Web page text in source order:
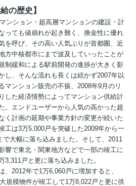
の歴史】
ンション・超高層マンションの建設・計
っても値崩れが起き難く、換金性に優れ
を呼び、その高い人気ぶりが首都圏、近
方中核都市にまで波及していったことが
制緩和による駅前開発の進捗が大きく影
し、そんな流れも長くは続かず2007年以
マンション販売の不振、2008年9月のリ
した経済情勢によってマンション供給計
。エンドユーザーから人気の高かった超
く計画の延期や事業方針の変更が続いた
工は3万5,000戸を突破した2009年から一
大幅に落ち込みました。そして、2011
響で東北・関東地方などで一部の竣工に
3,311戸と更に落ち込みました。
2012年で1万6,060戸に増加すると、
規模物件が竣工して1万8,022戸と更に供